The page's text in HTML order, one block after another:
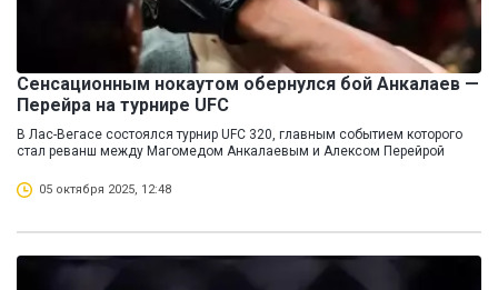
Сенсационным нокаутом обернулся бой Анкалаев —
Перейра на турнире UFC
В Лас-Вегасе состоялся турнир UFC 320, главным событием которого
стал реванш между Магомедом Анкалаевым и Алексом Перейрой
05 октября 2025, 12:48